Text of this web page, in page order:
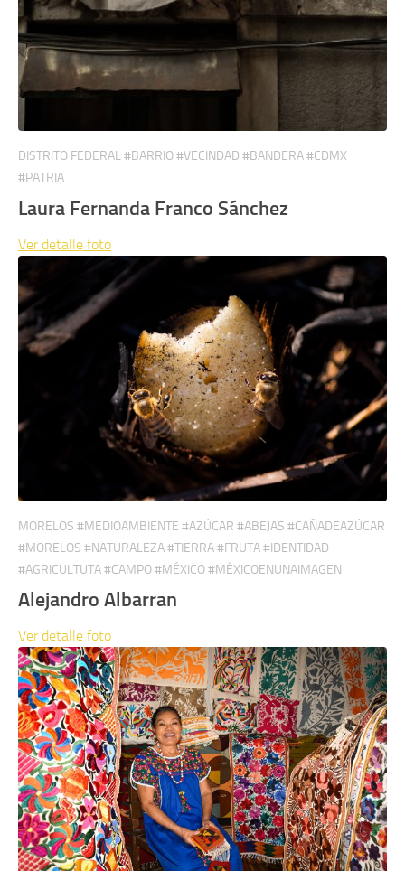
DISTRITO FEDERAL #BARRIO #VECINDAD #BANDERA #CDMX
#PATRIA
Laura Fernanda Franco Sánchez
Ver detalle foto
MORELOS #MEDIOAMBIENTE #AZÚCAR #ABEJAS #CAÑADEAZÚCAR
#MORELOS #NATURALEZA #TIERRA #FRUTA #IDENTIDAD
#AGRICULTUTA #CAMPO #MÉXICO #MÉXICOENUNAIMAGEN
Alejandro Albarran
Ver detalle foto